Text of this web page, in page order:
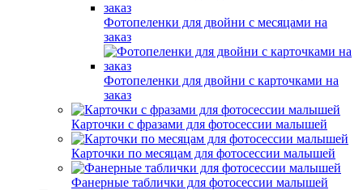
Фотопеленки для двойни с месяцами на
заказ
Фотопеленки для двойни с карточками на
заказ
Карточки с фразами для фотосессии малышей
Карточки по месяцам для фотосессии малышей
Фанерные таблички для фотосессии малышей